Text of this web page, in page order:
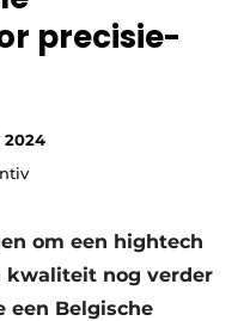
precisie-
2024
om een hightech
kwaliteit nog verder
een Belgische